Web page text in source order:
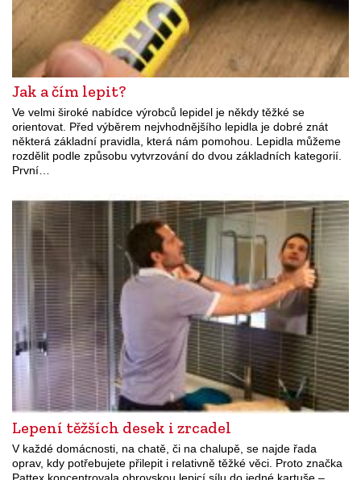
Jak a čím lepit?
Ve velmi široké nabídce výrobců lepidel je někdy těžké se
orientovat. Před výběrem nejvhodnějšího lepidla je dobré znát
některá základní pravidla, která nám pomohou. Lepidla můžeme
rozdělit podle způsobu vytvrzování do dvou základních kategorií.
První…
Lepení těžších desek i zrcadel
V každé domácnosti, na chatě, či na chalupě, se najde řada
oprav, kdy potřebujete přilepit i relativně těžké věci. Proto značka
Pattex koncentrovala obrovskou lepicí sílu do jedné kartuše –